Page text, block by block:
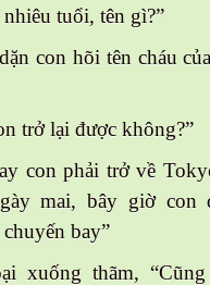
tuổi, tên gì?”
con hõi tên cháu
trở lại được không?”
con phải trở về
mai, bây giờ con
bay”
xuống thãm,